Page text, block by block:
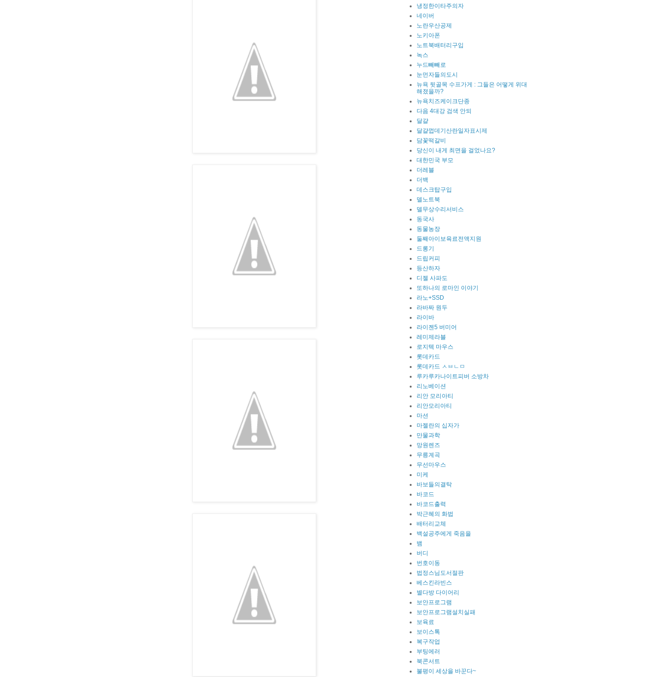
냉정한이타주의자
네이버
노란우산공제
노키아폰
노트북배터리구입
녹스
누드빼빼로
눈먼자들의도시
뉴욕 뒷골목 수프가게 : 그들은 어떻게 위대
해졌을까?
뉴욕치즈케이크단종
다음 4대강 검색 안되
달걀
달걀껍데기산란일자표시제
담꽃떡갈비
당신이 내게 최면을 걸었나요?
대한민국 부모
더레블
더백
데스크탑구입
델노트북
델무상수리서비스
동국사
동물농장
둘째아이보육료전액지원
드롱기
드립커피
등산하자
디젤 사파도
또하나의 로마인 이야기
라노+SSD
라바짜 원두
라이바
라이젠5 버미어
레미제라블
로지텍 마우스
롯데카드
롯데카드 ㅅㅂㄴㅁ
루카루카나이트피버 소방차
리노베이션
리안 모리아티
리안모리아티
마션
마젤란의 십자가
만물과학
망원렌즈
무릉계곡
무선마우스
미케
바보들의결탁
바코드
바코드출력
박근혜의 화법
배터리교체
백설공주에게 죽음을
뱀
버디
번호이동
법정스님도서절판
베스킨라빈스
별다방 다이어리
보안프로그램
보안프로그램설치실패
보육료
보이스톡
복구작업
부팅에러
북콘서트
불평이 세상을 바꾼다~